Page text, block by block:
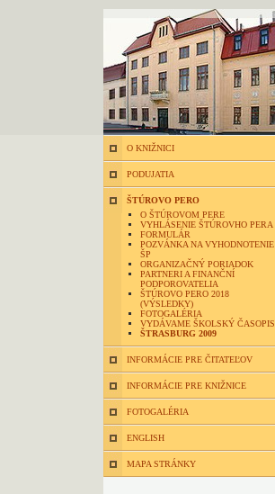
O KNIŽNICI
PODUJATIA
ŠTÚROVO PERO
O ŠTÚROVOM PERE
VYHLÁSENIE ŠTÚROVHO PERA
FORMULÁR
POZVÁNKA NA VYHODNOTENIE
ŠP
ORGANIZAČNÝ PORIADOK
PARTNERI A FINANČNÍ
PODPOROVATELIA
ŠTÚROVO PERO 2018
(VÝSLEDKY)
FOTOGALÉRIA
VYDÁVAME ŠKOLSKÝ ČASOPIS
ŠTRASBURG 2009
INFORMÁCIE PRE ČITATEĽOV
INFORMÁCIE PRE KNIŽNICE
FOTOGALÉRIA
ENGLISH
MAPA STRÁNKY